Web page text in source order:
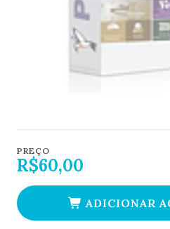
PREÇO
R$60,00
ADICIONAR